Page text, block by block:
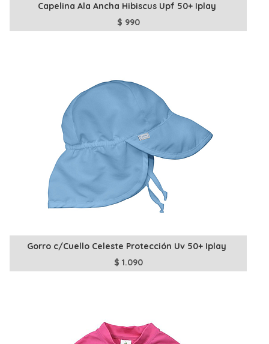
Capelina Ala Ancha Hibiscus Upf 50+ Iplay
$ 990
Gorro c/Cuello Celeste Protección Uv 50+ Iplay
$ 1.090